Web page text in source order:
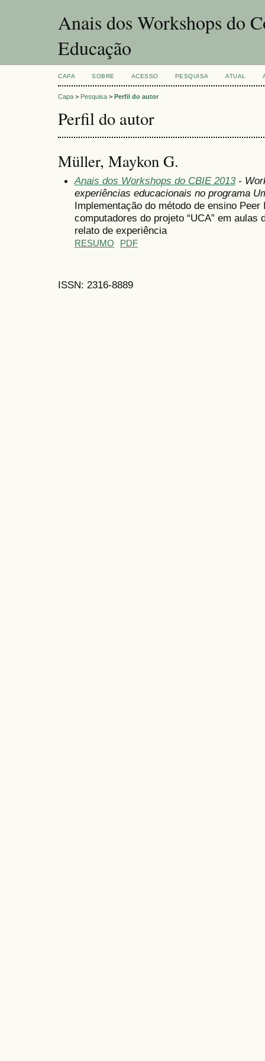
Anais dos Workshops do
Educação
CAPA SOBRE ACESSO PESQUISA ATUAL
Capa > Pesquisa > Perfil do autor
Perfil do autor
Müller, Maykon G.
Anais dos Workshops do CBIE 2013-
experiências educacionais no programa
Implementação do método de ensino
computadores do projeto “UCA” em
relato de experiência
RESUMO PDF
ISSN: 2316-8889